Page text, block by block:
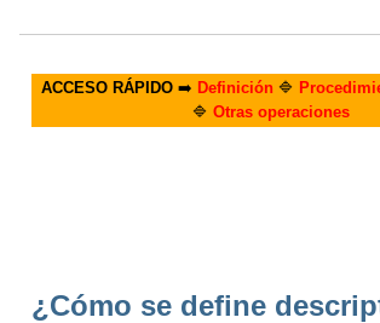
ACCESO RÁPIDO➡️ Definición🔷
🔷 Otras operaciones
¿Cómo se define